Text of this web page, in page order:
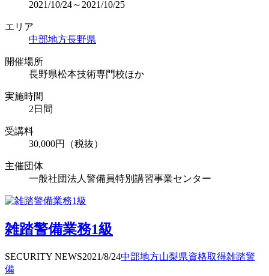
2021/10/24～2021/10/25
エリア
中部地方長野県
開催場所
長野県松本技術専門校ほか
実施時間
2日間
受講料
30,000円（税抜）
主催団体
一般社団法人警備員特別講習事業センター
雑踏警備業務1級
SECURITY NEWS2021/8/24中部地方山梨県資格取得雑踏警
備